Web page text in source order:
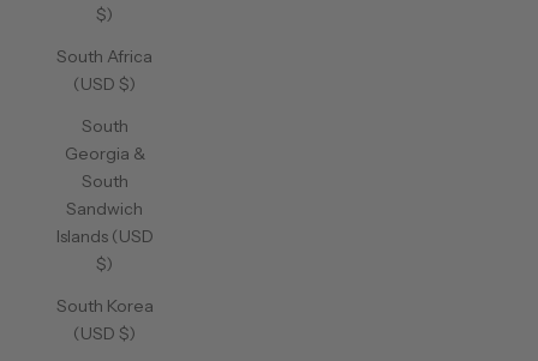
$)
South Africa
(USD $)
South
Georgia &
South
Sandwich
Islands (USD
$)
South Korea
(USD $)